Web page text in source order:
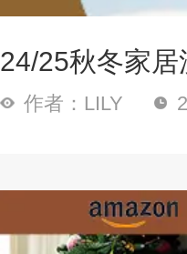
24/25秋冬家
作者：LILY